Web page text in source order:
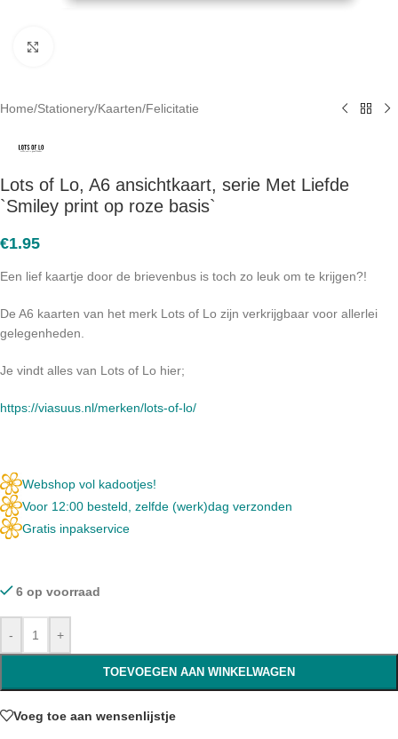
Home/Stationery/Kaarten/Felicitatie
Lots of Lo, A6 ansichtkaart, serie Met Liefde
`Smiley print op roze basis`
€1.95
Een lief kaartje door de brievenbus is toch zo leuk om te krijgen?!
De A6 kaarten van het merk Lots of Lo zijn verkrijgbaar voor allerlei
gelegenheden.
Je vindt alles van Lots of Lo hier;
https://viasuus.nl/merken/lots-of-lo/
Webshop vol kadootjes!
Voor 12:00 besteld, zelfde (werk)dag verzonden
Gratis inpakservice
6 op voorraad
- +
TOEVOEGEN AAN WINKELWAGEN
Voeg toe aan wensenlijstje